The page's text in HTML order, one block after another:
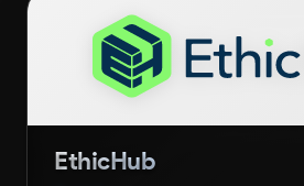
EthicHub